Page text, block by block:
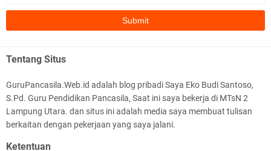
Pancasila Kelas 7, 8, 9 Lengkap CP
BAGUSSS👍👍👍👍👍👍👍👍👍👍👍👍👍👍👍👍👍👍👍👍👍👍👍👍
👍👍👍👍👍
AFFANS RAHMAT JAYA 9.3
bagus 👍👍
Andre Wiguna 9.1
Tentang Situs
GuruPancasila.Web.id adalah blog pribadi Saya Eko Budi Santoso,
S.Pd. Guru Pendidikan Pancasila, Saat ini saya bekerja di MTsN 2
Lampung Utara. dan situs ini adalah media saya membuat tulisan
berkaitan dengan pekerjaan yang saya jalani.
Ketentuan